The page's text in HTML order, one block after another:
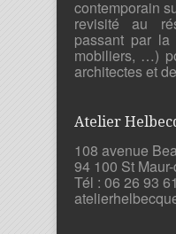
contemporain
revisité au
passant par la
mobiliers, …)
architectes et
Atelier
108 avenue
94 100 St
Tél : 06 26 93